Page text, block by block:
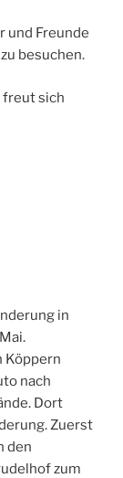
und Freunde
besuchen.
freut sich
in
Köppern
nach
Dort
Zuerst
den
zum